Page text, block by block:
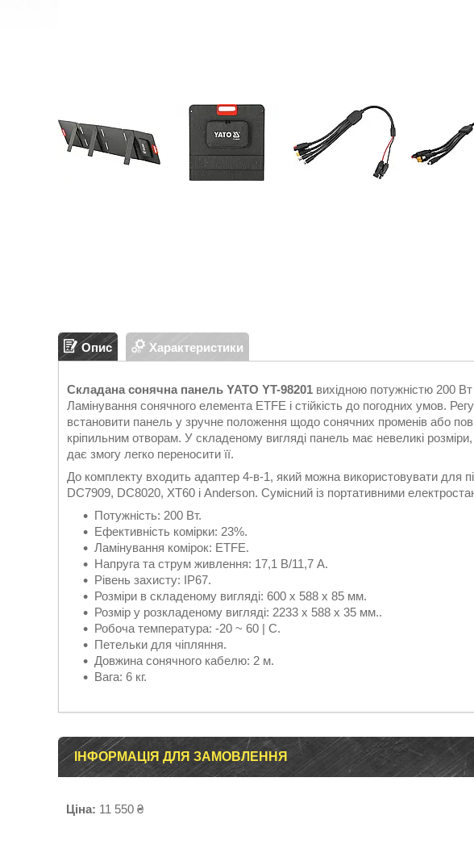
Опис Характеристики
Складана сонячна панель YATO YT-98201 вихідною потужністю 200
Ламінування сонячного елемента ETFE і стійкість до погодних умов.
встановити панель у зручне положення щодо сонячних променів або
кріпильним отворам. У складеному вигляді панель має невеликі
дає змогу легко переносити її.
До комплекту входить адаптер 4-в-1, який можна використовувати для
DC7909, DC8020, XT60 і Anderson. Сумісний із портативними
Потужність: 200 Вт.
Ефективність комірки: 23%.
Ламінування комірок: ETFE.
Напруга та струм живлення: 17,1 В/11,7 А.
Рівень захисту: IP67.
Розміри в складеному вигляді: 600 х 588 х 85 мм.
Розмір у розкладеному вигляді: 2233 х 588 х 35 мм..
Робоча температура: -20 ~ 60 | C.
Петельки для чіпляння.
Довжина сонячного кабелю: 2 м.
Вага: 6 кг.
ІНФОРМАЦІЯ ДЛЯ ЗАМОВЛЕННЯ
Ціна: 11 550 ₴